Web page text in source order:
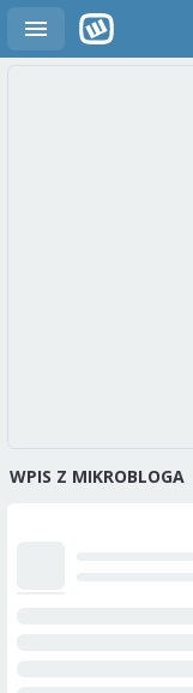
WPIS Z MIKROBLOGA